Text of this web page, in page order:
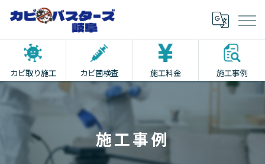
カビ取り施工 カビ菌検査 施工料金 施工事例
施工事例